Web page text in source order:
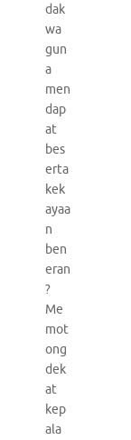
dak
wa
gun
a
men
dap
at
bes
erta
kek
ayaa
n
ben
eran
?
Me
mot
ong
dek
at
kep
ala